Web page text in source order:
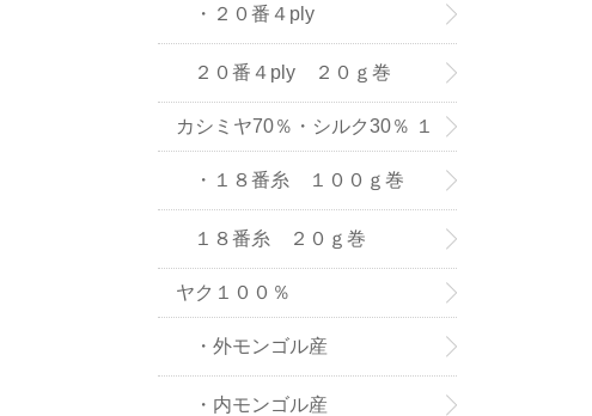
・２０番４ply
２０番４ply ２０ｇ巻
カシミヤ70％・シルク30％ １
８番糸
・１８番糸 １００ｇ巻
１８番糸 ２０ｇ巻
ヤク１００％
・外モンゴル産
・内モンゴル産